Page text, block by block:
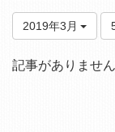
2019年3月
記事がありません